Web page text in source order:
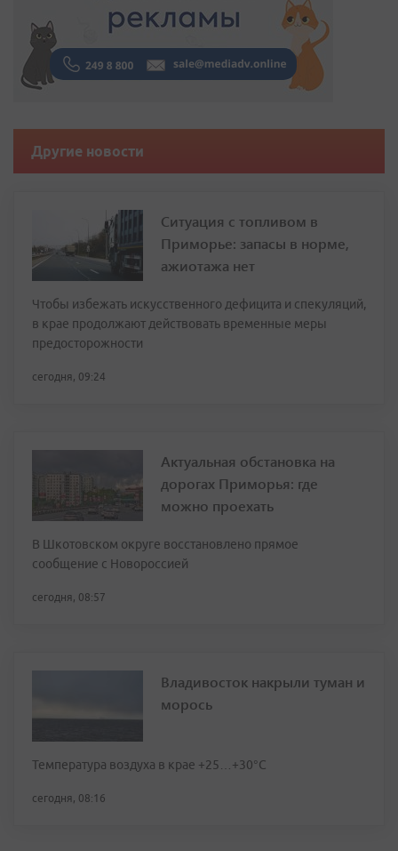
Другие новости
Ситуация с топливом в
Приморье: запасы в норме,
ажиотажа нет
Чтобы избежать искусственного дефицита и спекуляций,
в крае продолжают действовать временные меры
предосторожности
сегодня, 09:24
Актуальная обстановка на
дорогах Приморья: где
можно проехать
В Шкотовском округе восстановлено прямое
сообщение с Новороссией
сегодня, 08:57
Владивосток накрыли туман и
морось
Температура воздуха в крае +25…+30°C
сегодня, 08:16